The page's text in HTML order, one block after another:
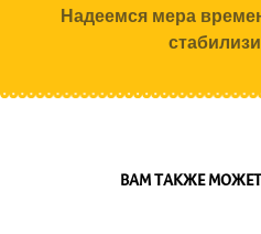
Надеемся мера
ВАМ ТАКЖЕ